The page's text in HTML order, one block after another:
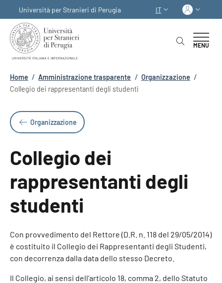
Università per Stranieri di Perugia
SELETTORE LINGUA:
IT
MENU
Briciole di pane
Home / Amministrazione trasparente / Organizzazione /
Collegio dei rappresentanti degli studenti
Organizzazione
Collegio dei
rappresentanti degli
studenti
Con provvedimento del Rettore (D.R. n. 118 del 29/05/2014)
è costituito il Collegio dei Rappresentanti degli Studenti,
con decorrenza dalla data dello stesso Decreto.
Il Collegio, ai sensi dell’articolo 18, comma 2, dello Statuto